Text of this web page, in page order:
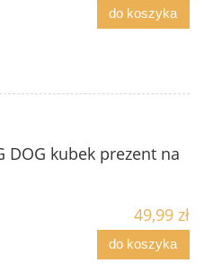
do koszyka
DOG kubek prezent na
49,99 zł
do koszyka